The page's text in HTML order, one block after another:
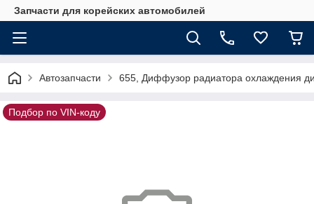
Запчасти для корейских автомобилей
Автозапчасти 655, Диффузор радиатора охлаждения
Подбор по VIN-коду